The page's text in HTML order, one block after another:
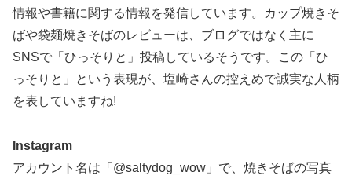
情報や書籍に関する情報を発信しています。カップ焼きそ
ばや袋麺焼きそばのレビューは、ブログではなく主に
SNSで「ひっそりと」投稿しているそうです。この「ひ
っそりと」という表現が、塩崎さんの控えめで誠実な人柄
を表していますね!
Instagram
アカウント名は「@saltydog_wow」で、焼きそばの写真